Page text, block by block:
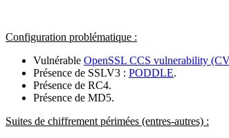
Configuration problématique :
Vulnérable OpenSSL CCS vulnerability
Présence de SSLV3 : PODDLE.
Présence de RC4.
Présence de MD5.
Suites de chiffrement périmées (entres-autres) :